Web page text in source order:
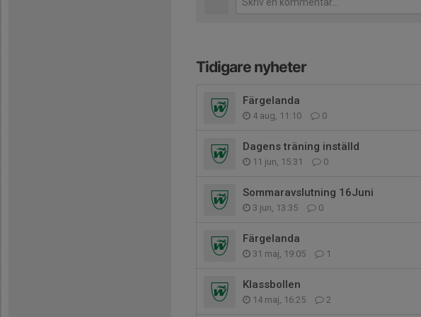
Tidigare nyheter
Färgelanda
4 aug, 11:10 0
Dagens träning inställd
11 jun, 15:31 0
Sommaravslutning 16Juni
3 jun, 13:35 0
Färgelanda
31 maj, 19:05 1
Klassbollen
14 maj, 16:25 2